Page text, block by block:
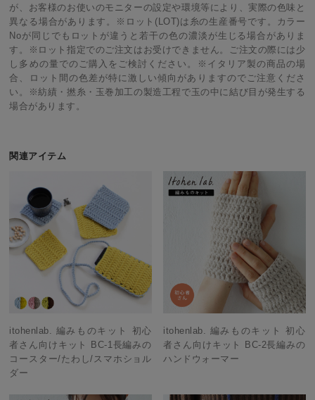
が、お客様のお使いのモニターの設定や環境等により、実際の色味と
異なる場合があります。※ロット(LOT)は糸の生産番号です。カラー
Noが同じでもロットが違うと若干の色の濃淡が生じる場合がありま
す。※ロット指定でのご注文はお受けできません。ご注文の際には少
し多めの量でのご購入をご検討ください。※イタリア製の商品の場
合、ロット間の色差が特に激しい傾向がありますのでご注意くださ
い。※紡績・撚糸・玉巻加工の製造工程で玉の中に結び目が発生する
場合があります。
関連アイテム
itohenlab. 編みものキット 初心
者さん向けキット BC-1長編みの
コースター/たわし/スマホショル
ダー
itohenlab. 編みものキット 初心
者さん向けキット BC-2長編みの
ハンドウォーマー